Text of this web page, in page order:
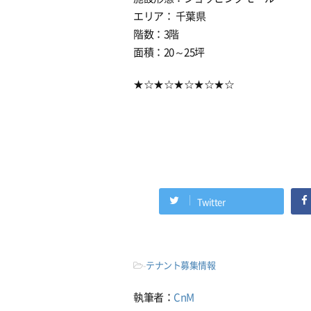
エリア： 千葉県
階数：3階
面積：20～25坪
★☆★☆★☆★☆★☆
Twitter
-テナント募集情報
執筆者： CnM